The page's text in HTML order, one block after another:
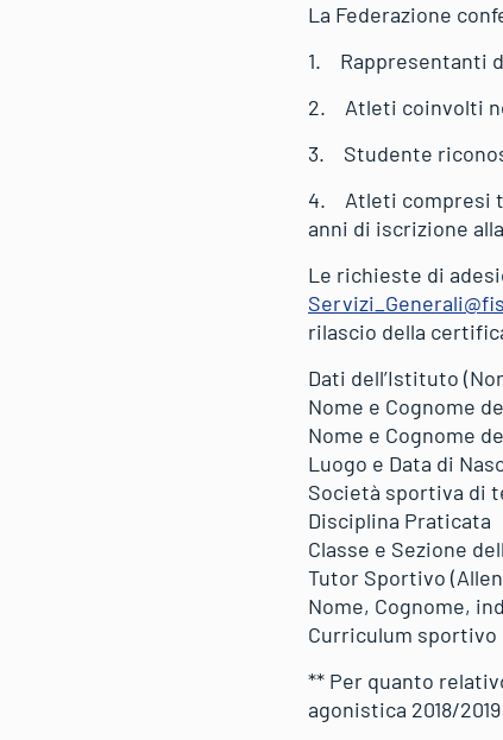
La Federazione
1. Rappresentanti
2. Atleti coinvolti
3. Studente
4. Atleti compresi
anni di iscrizione
Le richieste di
rilascio della
Dati dell’Istituto
Nome e Cognome
Nome e Cognome
Luogo e Data di
Società sportiva di
Disciplina Praticata
Classe e Sezione
Tutor Sportivo
Nome, Cognome,
Curriculum sportivo
** Per quanto
agonistica 2018/